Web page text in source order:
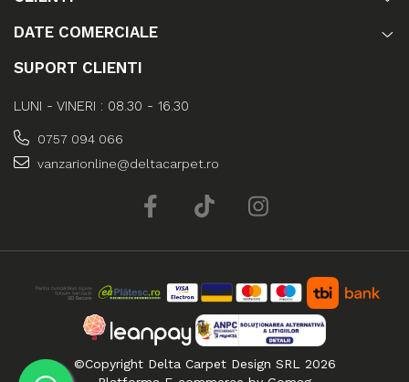
DATE COMERCIALE
SUPORT CLIENTI
LUNI - VINERI : 08.30 - 16.30
0757 094 066
vanzarionline@deltacarpet.ro
©Copyright Delta Carpet Design SRL 2026